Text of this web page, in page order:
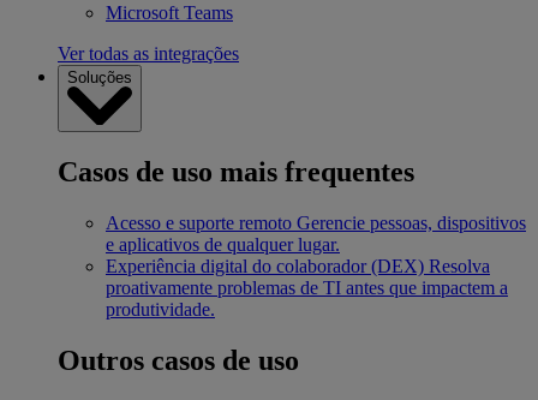
Microsoft Teams
Ver todas as integrações
Soluções
Casos de uso mais frequentes
Acesso e suporte remoto Gerencie pessoas, dispositivos
e aplicativos de qualquer lugar.
Experiência digital do colaborador (DEX) Resolva
proativamente problemas de TI antes que impactem a
produtividade.
Outros casos de uso